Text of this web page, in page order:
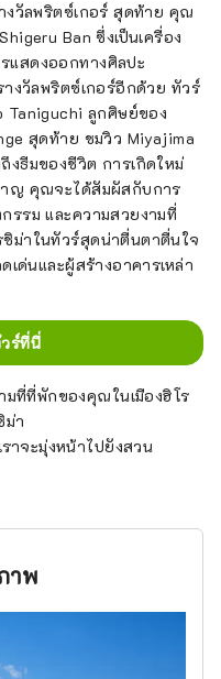
งวัลพริตซ์เกอร์ สุดท้าย คุณ
Ban ซึ่งเป็นเครื่อง
แสดงออกทางศิลปะ
งวัลพริตซ์เกอร์อีกด้วย ทัวร์
Taniguchi ลูกศิษย์ของ
สุดท้าย ชมวิว Miyajima
งธีมของชีวิต การเกิดใหม่
าญ คุณจะได้สัมผัสกับการ
รรม และความสวยงามที่
ม่าในทัวร์สุดน่าตื่นตาตื่นใจ
เด่นและผู้สร้างอาคารเหล่า
ร์ที่นี่
ที่ที่พักของคุณในเมืองฮิโร
ม่า
าจะมุ่งหน้าไปยังสวน
าพ